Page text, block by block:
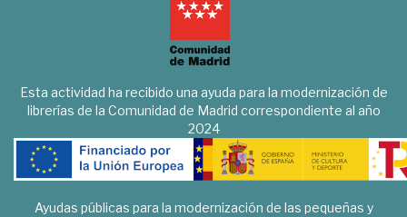
Esta actividad ha recibido una ayuda para la modernización de
librerías de la Comunidad de Madrid correspondiente al año
2024
Ayudas públicas para la modernización de las pequeñas y